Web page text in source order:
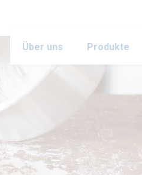
Über uns Produkte